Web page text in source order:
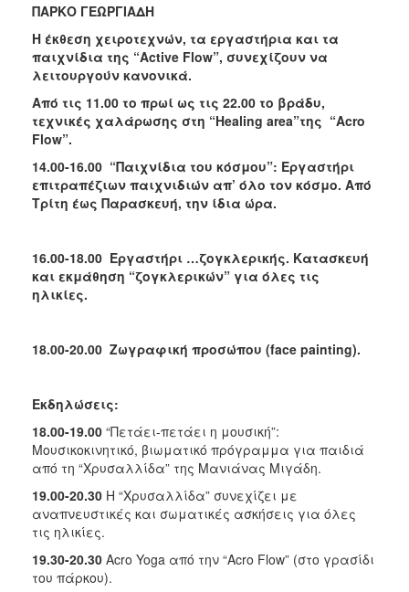
ΠΑΡΚΟ ΓΕΩΡΓΙΑΔΗ
Η έκθεση χειροτεχνών, τα εργαστήρια και τα
παιχνίδια της “Αctive Flow”, συνεχίζουν να
λειτουργούν κανονικά.
Από τις 11.00 το πρωί ως τις 22.00 το βράδυ,
τεχνικές χαλάρωσης στη “Healing area”της “Acro
Flow”.
14.00-16.00 “Παιχνίδια του κόσμου”: Εργαστήρι
επιτραπέζιων παιχνιδιών απ’ όλο τον κόσμο. Από
Τρίτη έως Παρασκευή, την ίδια ώρα.
16.00-18.00 Εργαστήρι …ζογκλερικής. Κατασκευή
και εκμάθηση “ζογκλερικών” για όλες τις
ηλικίες.
18.00-20.00 Zωγραφική προσώπου (face painting).
Εκδηλώσεις:
18.00-19.00 “Πετάει-πετάει η μουσική”:
Μουσικοκινητικό, βιωματικό πρόγραμμα για παιδιά
από τη “Χρυσαλλίδα” της Μανιάνας Μιγάδη.
19.00-20.30 Η “Χρυσαλλίδα” συνεχίζει με
αναπνευστικές και σωματικές ασκήσεις για όλες
τις ηλικίες.
19.30-20.30 Αcro Yoga από την “Acro Flow” (στο γρασίδι
του πάρκου).